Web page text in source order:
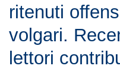
ritenuti
volgari.
lettori